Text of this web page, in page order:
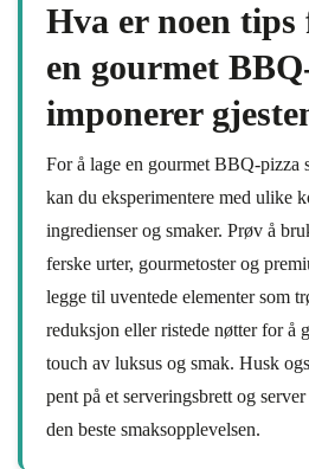
Hva er noen tips
en gourmet
imponerer
For å lage en gourmet BBQ-pizza
kan du eksperimentere med ulike
ingredienser og smaker. Prøv å
ferske urter, gourmetoster og
legge til uventede elementer som
reduksjon eller ristede nøtter for å
touch av luksus og smak. Husk
pent på et serveringsbrett og
den beste smaksopplevelsen.